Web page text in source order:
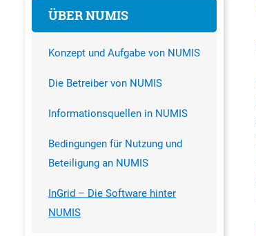
ÜBER NUMIS
Konzept und Aufgabe von NUMIS
Die Betreiber von NUMIS
Informationsquellen in NUMIS
Bedingungen für Nutzung und
Beteiligung an NUMIS
InGrid – Die Software hinter
NUMIS